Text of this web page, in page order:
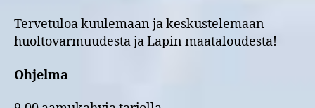
Tervetuloa kuulemaan ja keskustelemaan
huoltovarmuudesta ja Lapin maataloudesta!
Ohjelma